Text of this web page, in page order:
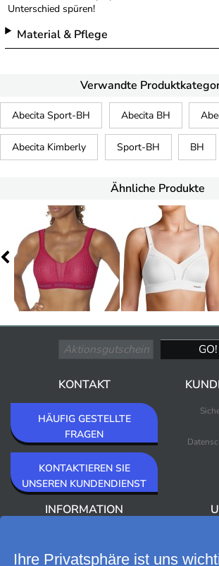
Unterschied spüren!
Material & Pflege
Verwandte
Abecita Sport-BH Abecita BH
Abecita Kimberly Sport-BH BH
Ähnliche Produkte
KONTAKT
HÄUFIG GESTELLTE
FRAGEN
KONTAKTIEREN SIE
UNSEREN KUNDENDIENST
INFORMATION
Newsletter
Ihre Privatsphäre ist uns